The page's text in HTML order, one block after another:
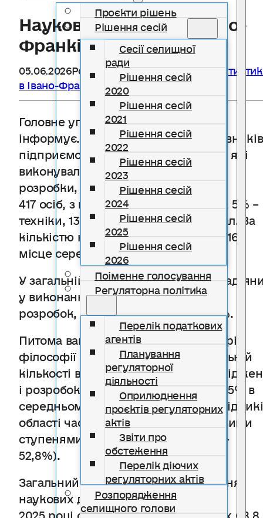
Проєкти рішень
Рішення сесій
Сесії селищної
ради
Рішення сесій
2020
Рішення сесій
2021
Рішення сесій
2022
Рішення сесій
2023
Рішення сесій
2024
Рішення сесій
2025
Рішення сесій
2026
Поіменне голосування
Регуляторна політика
Перелік податкових
агентів
Планування
регуляторної
діяльності
Оприлюднення
проєктів регуляторних
актів
Звіти про
обстеження
Перелік діючих
регуляторних актів
Розпорядження
селищного голови
Наукова діяльність Івано-
Франківщини
05.06.2026РозділГоловне управління
в Івано-Франківській області інформує
Головне управління статистики
інформує. Загальна кількість працівників
підприємств та організацій області, які
виконували наукові дослідження і
розробки, у 2025 році становила
417 осіб, з них 82% – це дослідники, 5% –
техніки, 13% – допоміжний персонал. За
кількістю науковців область посіла 16
місце серед регіонів держави.
У загальній кількості працівників,
у виконанні наукових досліджень і
розробок, частка жінок склала 48%.
Питома вага докторів наук та докторів
філософії (кандидатів наук) в загальній
кількості виконавців наукових
і розробок становила 46% проти 35,5% в
середньому по Україні. Серед
області частка працівників з науковими
ступенями склала 56,1% (в Україні –
52,8%).
Загальний обсяг витрат на виконання
наукових досліджень і розробок у
2025 році склав 147,5 млн.грн, з яких 68,8